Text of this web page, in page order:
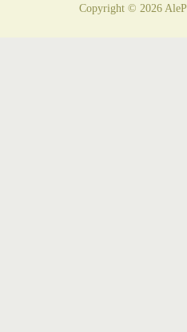
Copyright © 2026